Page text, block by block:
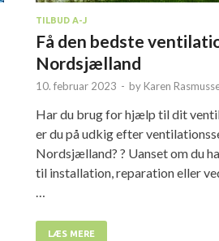
TILBUD A-J
Få den bedste
Nordsjælland
10. februar 2023 - by Karen
Har du brug for hjælp til dit
er du på udkig efter
Nordsjælland? ? Uanset om du
til installation, reparation eller
…
LÆS MERE